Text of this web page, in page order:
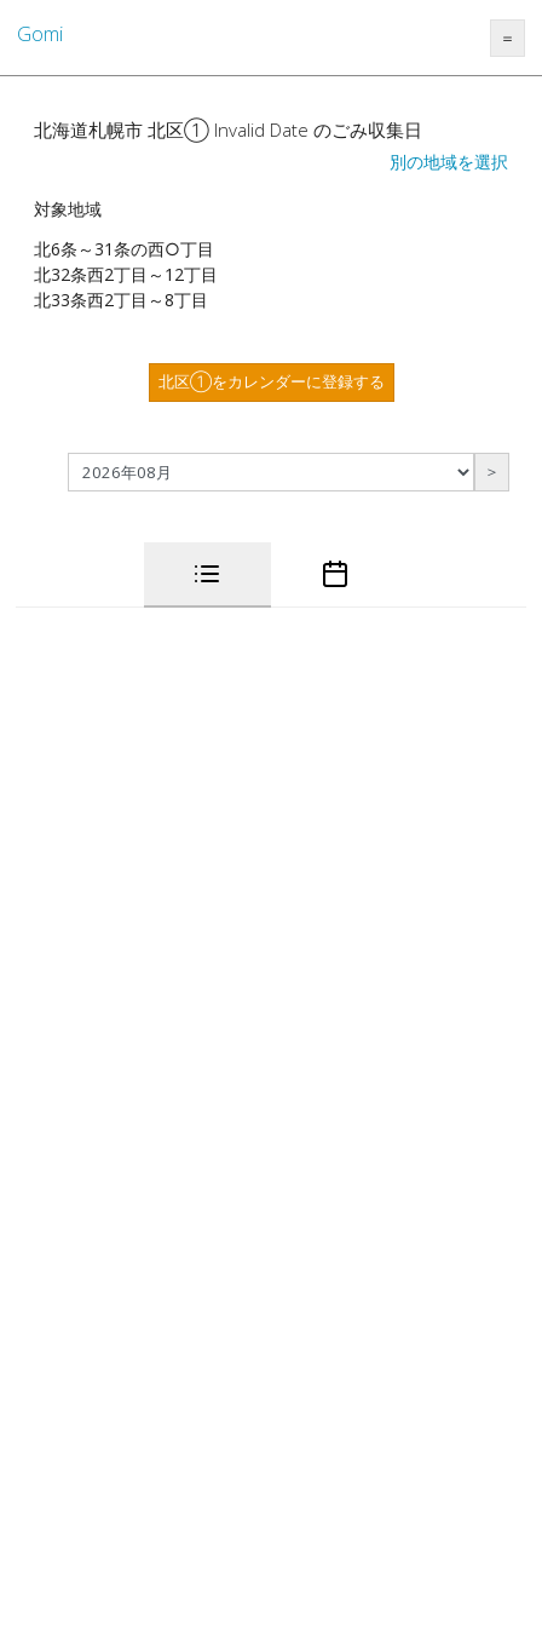
Gomi ＝
北海道札幌市 北区① Invalid Date のごみ収集日
別の地域を選択
対象地域
北6条～31条の西○丁目
北32条西2丁目～12丁目
北33条西2丁目～8丁目
北区①をカレンダーに登録する
＞